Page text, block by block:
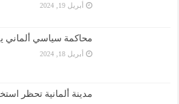
أبريل 19, 2024
محاكمة سياسي ألماني
أبريل 18, 2024
مدينة ألمانية تحظر